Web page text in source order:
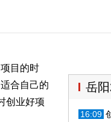
目的时
合自己的
创业好项
岳
16:09